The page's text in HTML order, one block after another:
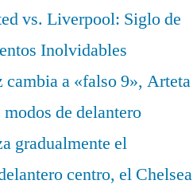
vs. Liverpool: Siglo de
Inolvidables
a «falso 9», Arteta
de delantero
gradualmente el
centro, el Chelsea